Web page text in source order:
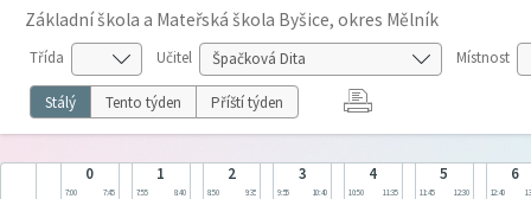
Základní škola a Mateřská škola Byšice, okres Mělník
Třída Učitel Místnost
Stálý Tento týden Příští týden
0
7:00 7:45
1
7:55 8:40
2
8:50 9:35
3
9:55 10:40
4
10:50 11:35
5
11:45 12:30
6
12:40